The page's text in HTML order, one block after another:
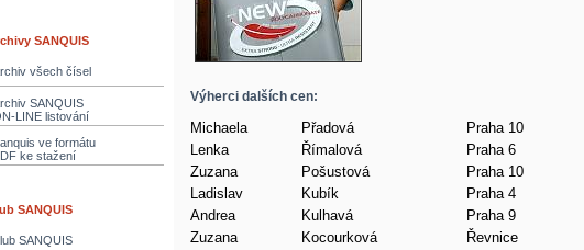
SANQUIS
všech čísel
SANQUIS
LINE listování
ve formátu
ke stažení
SANQUIS
SANQUIS
Výherci dalších cen:
Michaela Přadová
Praha 10
Lenka
Římalová
Praha 6
Zuzana
Pošustová
Praha 10
Ladislav
Kubík
Praha 4
Andrea
Kulhavá
Praha 9
Zuzana
Kocourková
Řevnice